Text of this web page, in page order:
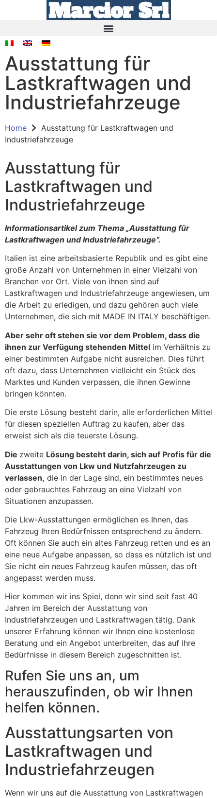
Ausstattung für
Lastkraftwagen und
Industriefahrzeuge
Home
Ausstattung für Lastkraftwagen und
Industriefahrzeuge
Ausstattung für
Lastkraftwagen und
Industriefahrzeuge
Informationsartikel zum Thema „Ausstattung für
Lastkraftwagen und Industriefahrzeuge“.
Italien ist eine arbeitsbasierte Republik und es gibt eine
große Anzahl von Unternehmen in einer Vielzahl von
Branchen vor Ort. Viele von ihnen sind auf
Lastkraftwagen und Industriefahrzeuge angewiesen, um
die Arbeit zu erledigen, und dazu gehören auch viele
Unternehmen, die sich mit MADE IN ITALY beschäftigen.
Aber sehr oft stehen sie vor dem Problem, dass die
ihnen zur Verfügung stehenden Mittel im Verhältnis zu
einer bestimmten Aufgabe nicht ausreichen. Dies führt
oft dazu, dass Unternehmen vielleicht ein Stück des
Marktes und Kunden verpassen, die ihnen Gewinne
bringen könnten.
Die erste Lösung besteht darin, alle erforderlichen Mittel
für diesen speziellen Auftrag zu kaufen, aber das
erweist sich als die teuerste Lösung.
Die zweite Lösung besteht darin, sich auf Profis für die
Ausstattungen von Lkw und Nutzfahrzeugen zu
verlassen, die in der Lage sind, ein bestimmtes neues
oder gebrauchtes Fahrzeug an eine Vielzahl von
Situationen anzupassen.
Die Lkw-Ausstattungen ermöglichen es Ihnen, das
Fahrzeug Ihren Bedürfnissen entsprechend zu ändern.
Oft können Sie auch ein altes Fahrzeug retten und es an
eine neue Aufgabe anpassen, so dass es nützlich ist und
Sie nicht ein neues Fahrzeug kaufen müssen, das oft
angepasst werden muss.
Hier kommen wir ins Spiel, denn wir sind seit fast 40
Jahren im Bereich der Ausstattung von
Industriefahrzeugen und Lastkraftwagen tätig. Dank
unserer Erfahrung können wir Ihnen eine kostenlose
Beratung und ein Angebot unterbreiten, das auf Ihre
Bedürfnisse in diesem Bereich zugeschnitten ist.
Rufen Sie uns an, um
herauszufinden, ob wir Ihnen
helfen können.
Ausstattungsarten von
Lastkraftwagen und
Industriefahrzeugen
Wenn wir uns auf die Ausstattung von Lastkraftwagen